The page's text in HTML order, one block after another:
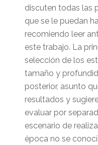
discuten todas las
que se le puedan
recomiendo leer
este trabajo. La
selección de los
tamaño y
posterior, asunto
resultados y
evaluar por
escenario de
época no se